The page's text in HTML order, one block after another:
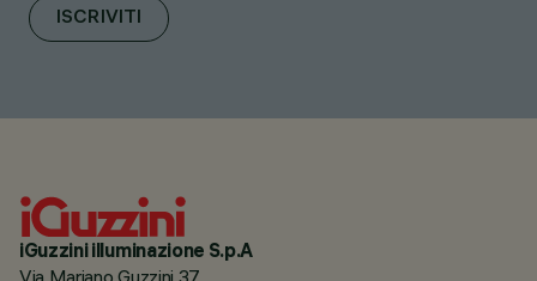
ISCRIVITI
iGuzzini illuminazione S.p.A
Via Mariano Guzzini 37